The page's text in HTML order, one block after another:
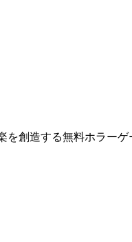
を創造する無料ホラー